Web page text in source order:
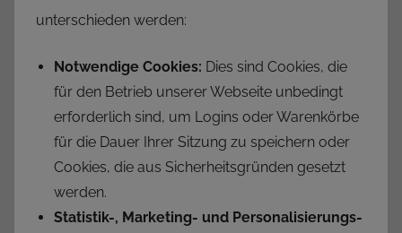
unterschieden werden:
Notwendige Cookies: Dies sind Cookies, die
für den Betrieb unserer Webseite unbedingt
erforderlich sind, um Logins oder Warenkörbe
für die Dauer Ihrer Sitzung zu speichern oder
Cookies, die aus Sicherheitsgründen gesetzt
werden.
Statistik-, Marketing- und Personalisierungs-